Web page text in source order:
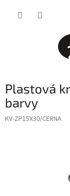
Plastová
barvy
KV-ZP15X30/CERNA